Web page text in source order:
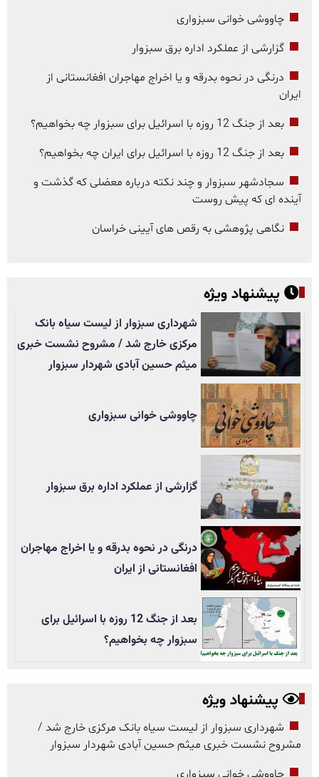
چاووشی خوانی سبزواری
گزارشی از عملکرد اداره برق سبزوار
درنگی در نحوه بدرقه و یا اخراج مهاجران افغانستانی از
ایران
بعد از جنگ 12 روزه با اسرائیل برای سبزوار چه بخواهیم؟
بعد از جنگ 12 روزه با اسرائیل برای ایران چه بخواهیم؟
سجادشهر سبزوار و چند نکته درباره معضلی که گذشت و
آینده ای که پیش روست
نگاهی پژوهشی به رقص های آیینی خراسان
پیشنهاد ویژه
شهرداری سبزوار از لیست سیاه بانک
مرکزی خارج شد / مشروح نشست خبری
میثم حسین آبادی شهردار سبزوار
چاووشی خوانی سبزواری
گزارشی از عملکرد اداره برق سبزوار
درنگی در نحوه بدرقه و یا اخراج مهاجران
افغانستانی از ایران
بعد از جنگ 12 روزه با اسرائیل برای
سبزوار چه بخواهیم؟
پیشنهاد ویژه
شهرداری سبزوار از لیست سیاه بانک مرکزی خارج شد /
مشروح نشست خبری میثم حسین آبادی شهردار سبزوار